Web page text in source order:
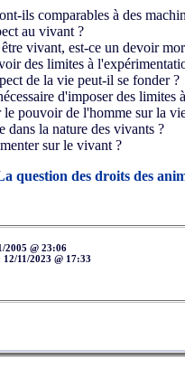
ils comparables à des
au vivant ?
vivant, est-ce un devoir
des limites à
de la vie peut-il se fonder ?
d'imposer des limites
pouvoir de l'homme sur la
dans la nature des vivants ?
sur le vivant ?
question des droits des
2005 @ 23:06
12/11/2023 @ 17:33